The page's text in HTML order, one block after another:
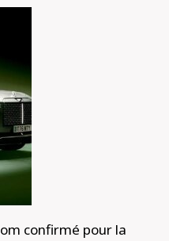
confirmé pour la